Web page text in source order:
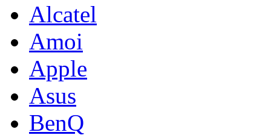
Alcatel
Amoi
Apple
Asus
BenQ